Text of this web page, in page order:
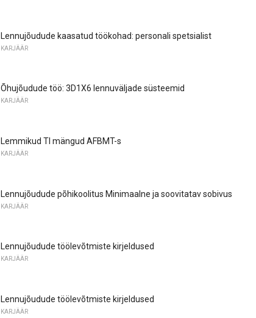
Lennujõudude kaasatud töökohad: personali spetsialist
KARJÄÄR
Õhujõudude töö: 3D1X6 lennuväljade süsteemid
KARJÄÄR
Lemmikud TI mängud AFBMT-s
KARJÄÄR
Lennujõudude põhikoolitus Minimaalne ja soovitatav sobivus
KARJÄÄR
Lennujõudude töölevõtmiste kirjeldused
KARJÄÄR
Lennujõudude töölevõtmiste kirjeldused
KARJÄÄR